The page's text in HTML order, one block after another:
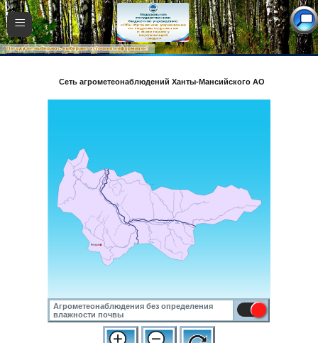
Сеть агрометеонаблюдений Ханты-Мансийского АО
Агрометеонаблюдения без определения
влажности почвы
≡